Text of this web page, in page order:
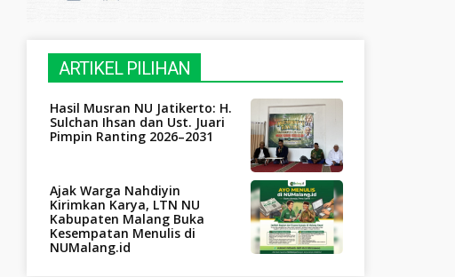
ARTIKEL PILIHAN
Hasil Musran NU Jatikerto: H.
Sulchan Ihsan dan Ust. Juari
Pimpin Ranting 2026–2031
Ajak Warga Nahdiyin
Kirimkan Karya, LTN NU
Kabupaten Malang Buka
Kesempatan Menulis di
NUMalang.id